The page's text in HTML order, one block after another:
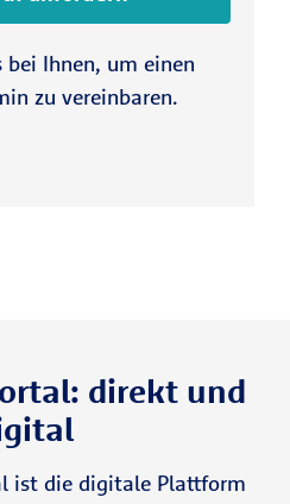
Ihnen, um einen
zu vereinbaren.
direkt und
ist die digitale Plattform